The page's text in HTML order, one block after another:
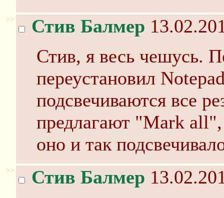
>> Стив Балмер
Стив, я весь чешусь.
переустановил
подсвечиваются все
предлагают "Mark
оно и так
>> Стив Балмер